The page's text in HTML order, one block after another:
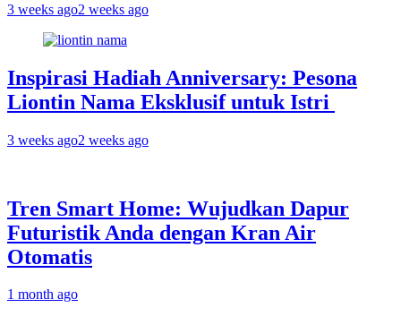
3 weeks ago2 weeks ago
Inspirasi Hadiah Anniversary: Pesona
Liontin Nama Eksklusif untuk Istri
3 weeks ago2 weeks ago
Tren Smart Home: Wujudkan Dapur
Futuristik Anda dengan Kran Air
Otomatis
1 month ago